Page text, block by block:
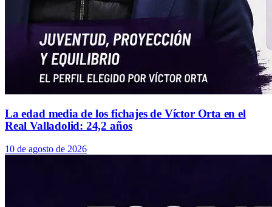
La edad media de los fichajes de Víctor Orta en el
Real Valladolid: 24,2 años
10 de agosto de 2026